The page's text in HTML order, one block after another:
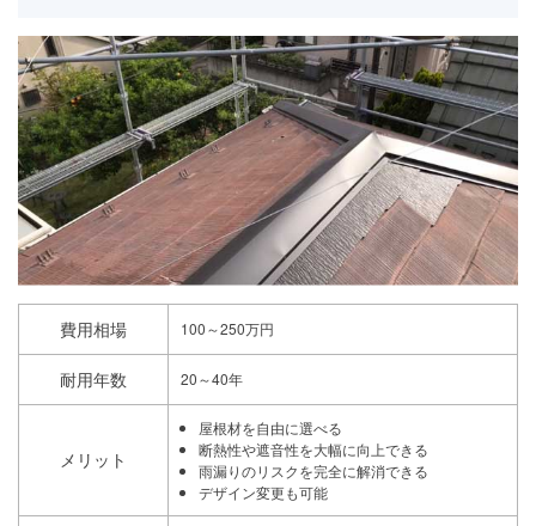
費用相場 100～250万円
耐用年数 20～40年
メリット
屋根材を自由に選べる
断熱性や遮音性を大幅に向上できる
雨漏りのリスクを完全に解消できる
デザイン変更も可能